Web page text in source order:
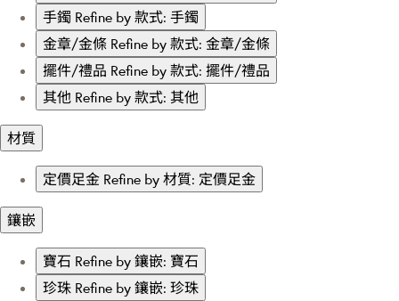
手鐲 Refine by 款式: 手鐲
金章/金條 Refine by 款式: 金章/金條
擺件/禮品 Refine by 款式: 擺件/禮品
其他 Refine by 款式: 其他
材質
定價足金 Refine by 材質: 定價足金
鑲嵌
寶石 Refine by 鑲嵌: 寶石
珍珠 Refine by 鑲嵌: 珍珠